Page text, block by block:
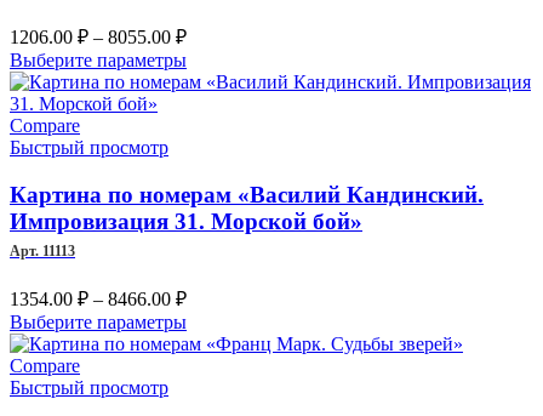
товара.
1206.00 ₽ – 8055.00 ₽Диапазон
цен:
1206.00 ₽
Выберите параметрыЭтот
товар
можно
выбрать
на
Compare
Быстрый просмотр
Картина по номерам «Василий Кандинский.
Импровизация 31. Морской бой»
Арт. 11113
1354.00 ₽ – 8466.00 ₽Диапазон
цен:
1354.00 ₽
Выберите параметрыЭтот
товар
Compare
Быстрый просмотр